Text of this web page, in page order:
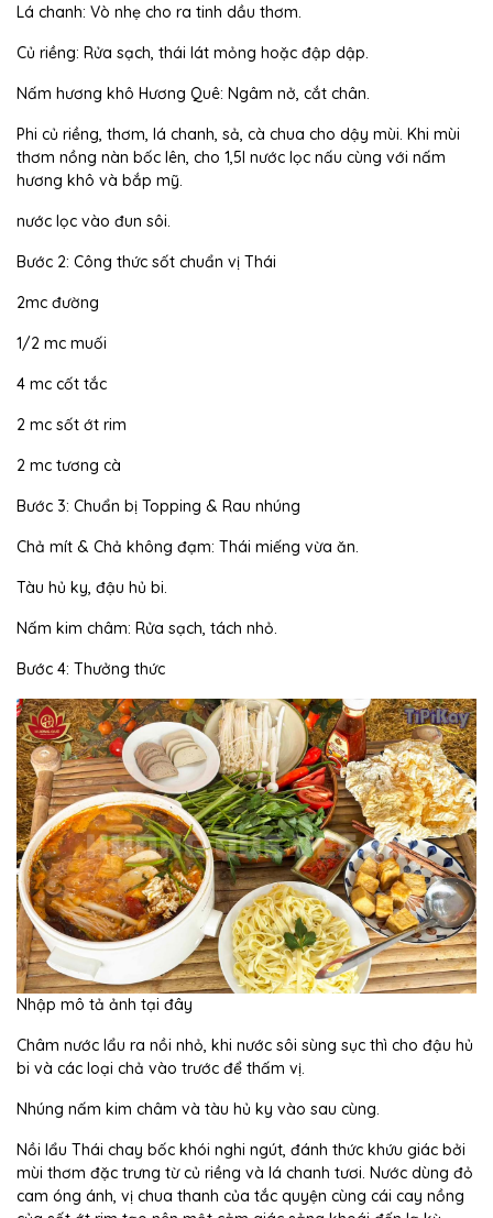
Lá chanh: Vò nhẹ cho ra tinh dầu thơm.
Củ riềng: Rửa sạch, thái lát mỏng hoặc đập dập.
Nấm hương khô Hương Quê: Ngâm nở, cắt chân.
Phi củ riềng, thơm, lá chanh, sả, cà chua cho dậy mùi. Khi mùi
thơm nồng nàn bốc lên, cho 1,5l nước lọc nấu cùng với nấm
hương khô và bắp mỹ.
nước lọc vào đun sôi.
Bước 2: Công thức sốt chuẩn vị Thái
2mc đường
1/2 mc muối
4 mc cốt tắc
2 mc sốt ớt rim
2 mc tương cà
Bước 3: Chuẩn bị Topping & Rau nhúng
Chả mít & Chả không đạm: Thái miếng vừa ăn.
Tàu hủ ky, đậu hủ bi.
Nấm kim châm: Rửa sạch, tách nhỏ.
Bước 4: Thưởng thức
Nhập mô tả ảnh tại đây
Châm nước lẩu ra nồi nhỏ, khi nước sôi sùng sục thì cho đậu hủ
bi và các loại chả vào trước để thấm vị.
Nhúng nấm kim châm và tàu hủ ky vào sau cùng.
Nồi lẩu Thái chay bốc khói nghi ngút, đánh thức khứu giác bởi
mùi thơm đặc trưng từ củ riềng và lá chanh tươi. Nước dùng đỏ
cam óng ánh, vị chua thanh của tắc quyện cùng cái cay nồng